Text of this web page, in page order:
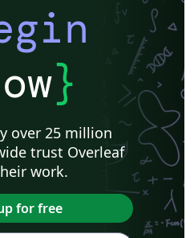
}
over 25 million
trust Overleaf
work.
for free